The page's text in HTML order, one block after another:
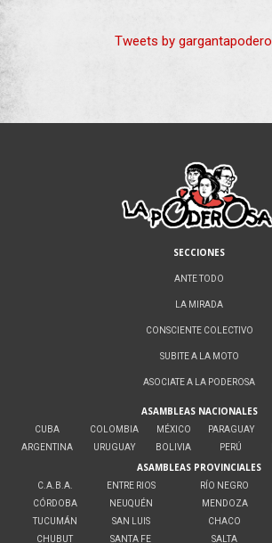
Tweets by gargantapodero
SECCIONES
ANTE TODO
LA MIRADA
CONSCIENTE COLECTIVO
SUBITE A LA MOTO
ASOCIATE A LA PODEROSA
ASAMBLEAS NACIONALES
CUBA
ARGENTINA
COLOMBIA
URUGUAY
MÉXICO
BOLIVIA
PARAGUAY
PERÚ
ASAMBLEAS PROVINCIALES
C.A.B.A.
CÓRDOBA
TUCUMÁN
CHUBUT
ENTRE RIOS
NEUQUÉN
SAN LUIS
SANTA FE
RÍO NEGRO
MENDOZA
CHACO
SALTA